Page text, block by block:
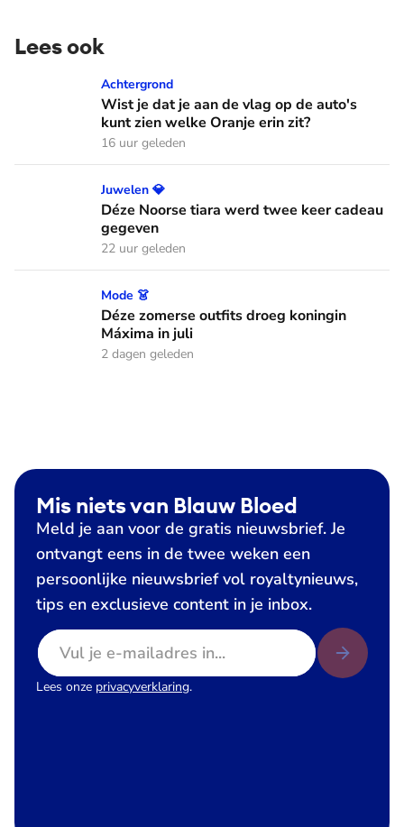
Lees ook
Wist je dat je aan de vlag op de auto's kunt zien welke
Achtergrond
Wist je dat je aan de vlag op de auto's
kunt zien welke Oranje erin zit?
16 uur geleden
Déze Noorse tiara werd twee keer cadeau gegeven
Juwelen 💎
Déze Noorse tiara werd twee keer cadeau
gegeven
22 uur geleden
Déze zomerse outfits droeg koningin Máxima in juli
Mode 👗
Déze zomerse outfits droeg koningin
Máxima in juli
2 dagen geleden
Mis niets van Blauw Bloed
Meld je aan voor de gratis nieuwsbrief. Je
ontvangt eens in de twee weken een
persoonlijke nieuwsbrief vol royaltynieuws,
tips en exclusieve content in je inbox.
E-mailadres
Lees onze privacyverklaring.